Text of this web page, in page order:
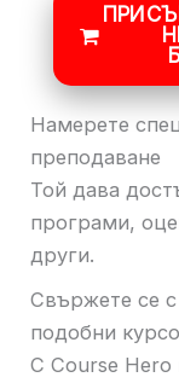
Намерете
преподаване
Той дава
програми,
други.
Свържете се
подобни
С Course Hero